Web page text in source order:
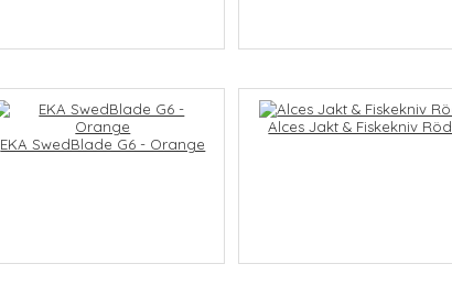
EKA SwedBlade G6 - Orange
Alces Jakt & Fiskekniv Röd